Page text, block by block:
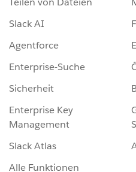
Slack AI
Agentforce
Enterprise-Suche
Sicherheit
Enterprise Key
Management
Slack Atlas
Alle Funktionen